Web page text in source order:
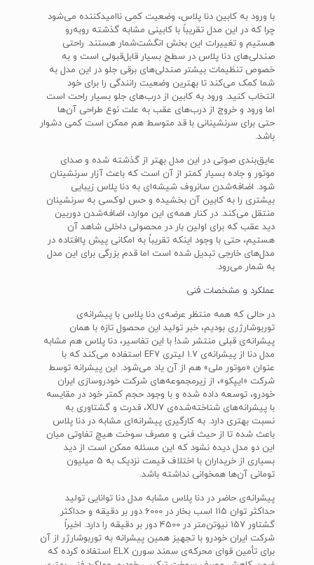
با ورود به کابین دنا پلاس، وضعیت کمی ناامیدکننده می‌شود
چرا که در این مدل تقریباً با کابینی مشابه گذشته روبه‌رو
هستیم و تغییرات این بخش انگشت‌شمار هستند. راحتی
صندلی‌های دنا پلاس در سطح بسیار قابل‌قبولی است و به
خصوص تنظیمات بیشتر صندلی‌های برقی جلو در این مدل به
شما کمک می‌کند تا بهترین وضعیت رانندگی را برای خود
انتخاب کنید. ورود به کابین از درب‌های جلو بسیار راحت است
اما ورود و خروج از درب‌های عقب به علت نوع طراحی آن‌ها
حتی برای سرنشینانی با قد متوسط هم ممکن است کمی دشوار
باشد.
عایق‌بندی صوتی در این مدل بهتر از گذشته شده و صدای
موتور و جاده بسیار کمتر از آن است که باعث آزار سرنشینان
شود. اضافه‌شدن سانروف شیشه‌ای به دنا پلاس زیبایی
بیشتری را به کابین آن بخشیده و حس لوکسی به سرنشینان
منتقل می‌کند. در کنار همه‌ی این موارد، اضافه‌شدن دوربین
دید عقب که برای اولین بار در محصولی داخلی شاهد آن
هستیم، حتی با وجود اینکه تقریباً به امکانی پیش پاافتاده در
مدل‌های خارجی تبدیل شده است اما قدم بزرگی برای این مدل
به شمار می‌رود.
عملکرد و مشخصات فنی
در حالی که همه منتظر عرضه‌ی دنا پلاس با پیشرانه‌ی
توربوشارژری بودیم، خبر تولید این محصول تازه با همان
پیشرانه‌ی قبلی منتشر شد! با این تفاسیر، دنا پلاس هم مشابه
مدل دنا از پیشرانه‌ی 1.7 لیتری EF7 استفاده می‌کند که با
عنوان «موتور ملی» هم از آن یاد می‌شود. این پیشرانه توسط
شرکت «ایپکو»، از زیرمجموعه‌های شرکت خودروسازی ایران
خودرو، توسعه داده شده و با وجود حجم کمتر خود در مقایسه
با پیشرانه‌های شناخته‌شده‌ی XU7، قدرت و گشتاوری به
نسبت بهتری دارد. به کارگیری پیشرانه‌ای مشابه در دنا پلاس
باعث شده تا از حیث فنی و مصرف سوخت هیچ تفاوتی میان
این دو مدل دیده نشود که این مسئله ممکن است از دید
بسیاری از خریداران با اختلاف قیمت نزدیک به 5 میلیون
تومانی آن‌ها همخوانی نداشته باشد.
پیشرانه‌ی حاضر در دنا پلاس مشابه مدل دنا توانایی تولید
حداکثر توان 115 اسب بخار در 6000 دور بر دقیقه و حداکثر
گشتاور 157 نیوتن‌متر در 4500 دور بر دقیقه را دارد. اخیراً
شرکت ایران خودرو با تجهیز همین پیشرانه به توربوشارژر از آن
برای تأمین قوای محرکه‌ی سمند سورن ELX استفاده کرده که